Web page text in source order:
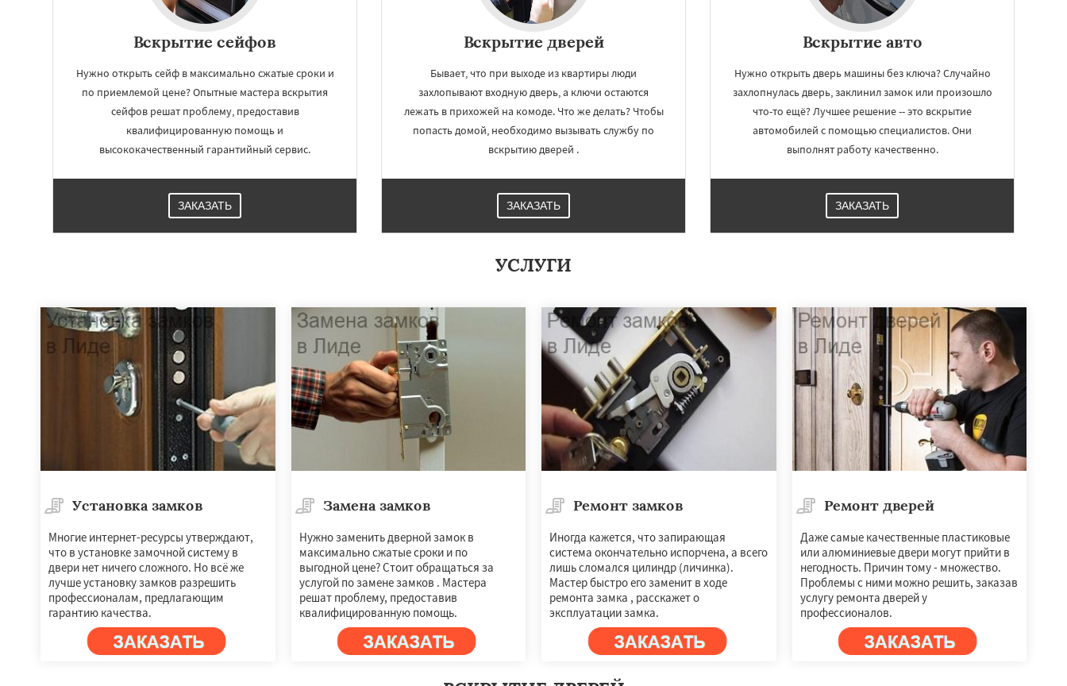
Работаем по
регионам
Слоним Волковыск Сморгонь
Мосты Берёзовка Дятлово
Островец Ошмяны Свислочь
Вскрытие сейфов
Нужно открыть сейф в максимально сжатые сроки и
по приемлемой цене? Опытные мастера вскрытия
сейфов решат проблему, предоставив
квалифицированную помощь и
высококачественный гарантийный сервис.
ЗАКАЗАТЬ
Вскрытие дверей
Бывает, что при выходе из квартиры люди
захлопывают входную дверь, а ключи остаются
лежать в прихожей на комоде. Что же делать? Чтобы
попасть домой, необходимо вызывать службу по
вскрытию дверей .
ЗАКАЗАТЬ
Вскрытие авто
Нужно открыть дверь машины без ключа? Случайно
захлопнулась дверь, заклинил замок или произошло
что-то ещё? Лучшее решение -- это вскрытие
автомобилей с помощью специалистов. Они
выполнят работу качественно.
ЗАКАЗАТЬ
УСЛУГИ
Установка замков
Многие интернет-ресурсы утверждают,
что в установке замочной систему в
двери нет ничего сложного. Но всё же
лучше установку замков разрешить
профессионалам, предлагающим
гарантию качества.
Замена замков
Нужно заменить дверной замок в
максимально сжатые сроки и по
выгодной цене? Стоит обращаться за
услугой по замене замков . Мастера
решат проблему, предоставив
квалифицированную помощь.
Ремонт замков
Иногда кажется, что запирающая
система окончательно испорчена, а всего
лишь сломался цилиндр (личинка).
Мастер быстро его заменит в ходе
ремонта замка , расскажет о
эксплуатации замка.
Ремонт дверей
Даже самые качественные пластиковые
или алюминиевые двери могут прийти в
негодность. Причин тому - множество.
Проблемы с ними можно решить, заказав
услугу ремонта дверей у
профессионалов.
УЗНАТЬ ПОДРОБНЕЕ ×